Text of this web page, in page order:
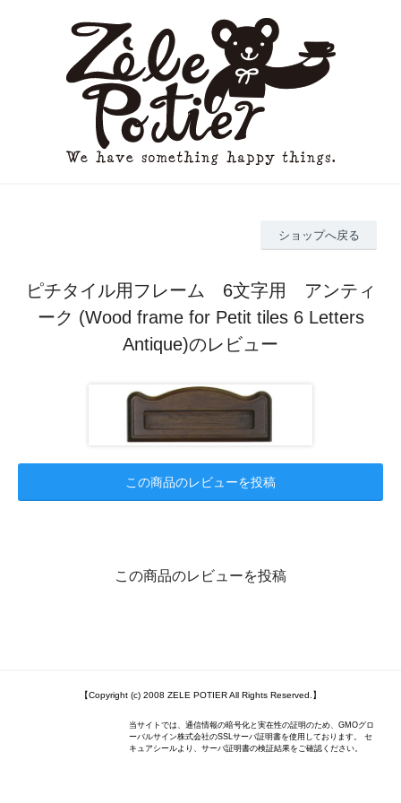
ショップへ戻る
ピチタイル用フレーム 6文字用 アンティ
ーク (Wood frame for Petit tiles 6 Letters
Antique)のレビュー
この商品のレビューを投稿
この商品のレビューを投稿
【Copyright (c) 2008 ZELE POTIER All Rights Reserved.】
当サイトでは、通信情報の暗号化と実在性の証明のため、GMOグロ
ーバルサイン株式会社のSSLサーバ証明書を使用しております。 セ
キュアシールより、サーバ証明書の検証結果をご確認ください。